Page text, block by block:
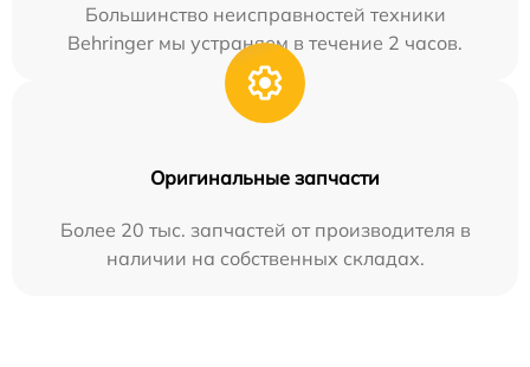
Большинство неисправностей техники
Behringer мы устраняем в течение 2 часов.
Оригинальные запчасти
Более 20 тыс. запчастей от производителя в
наличии на собственных складах.